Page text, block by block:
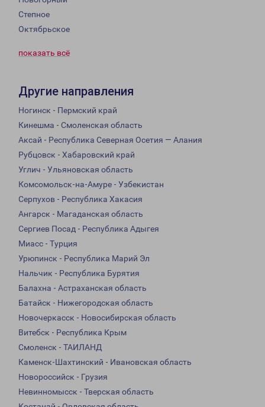
Степное
Октябрьское
показать всё
Другие направления
Ногинск - Пермский край
Кинешма - Смоленская область
Аксай - Республика Северная Осетия — Алания
Рубцовск - Хабаровский край
Углич - Ульяновская область
Комсомольск-на-Амуре - Узбекистан
Серпухов - Республика Хакасия
Ангарск - Магаданская область
Сергиев Посад - Республика Адыгея
Миасс - Турция
Урюпинск - Республика Марий Эл
Нальчик - Республика Бурятия
Балахна - Астраханская область
Батайск - Нижегородская область
Новочеркасск - Новосибирская область
Витебск - Республика Крым
Смоленск - ТАИЛАНД
Каменск-Шахтинский - Ивановская область
Новороссийск - Грузия
Невинномысск - Тверская область